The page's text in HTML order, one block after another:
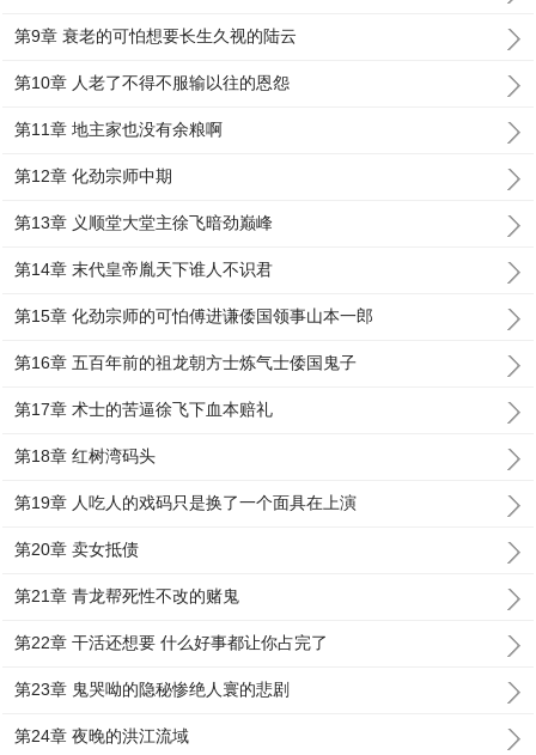
第9章 衰老的可怕想要长生久视的陆云
第10章 人老了不得不服输以往的恩怨
第11章 地主家也没有余粮啊
第12章 化劲宗师中期
第13章 义顺堂大堂主徐飞暗劲巅峰
第14章 末代皇帝胤天下谁人不识君
第15章 化劲宗师的可怕傅进谦倭国领事山本一郎
第16章 五百年前的祖龙朝方士炼气士倭国鬼子
第17章 术士的苦逼徐飞下血本赔礼
第18章 红树湾码头
第19章 人吃人的戏码只是换了一个面具在上演
第20章 卖女抵债
第21章 青龙帮死性不改的赌鬼
第22章 干活还想要 什么好事都让你占完了
第23章 鬼哭呦的隐秘惨绝人寰的悲剧
第24章 夜晚的洪江流域